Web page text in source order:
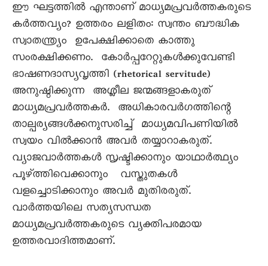
ഈ ഘട്ടത്തിൽ എന്താണ് മാധ്യമപ്രവർത്തകരുടെ
കർത്തവ്യം? ഉത്തരം ലളിതം: സ്വന്തം ബൗദ്ധിക
സ്വാതന്ത്ര്യം ഉപേക്ഷിക്കാതെ കാത്തു
സംരക്ഷിക്കണം. കോർപ്പറേറ്റുകൾക്കുവേണ്ടി
ഭാഷണദാസ്യവൃത്തി (rhetorical servitude)
അനുഷ്ഠിക്കുന്ന അശ്ലീല ജന്മങ്ങളാകരുത്
മാധ്യമപ്രവർത്തകർ. അധികാരവർഗത്തിന്റെ
താല്പര്യങ്ങൾക്കനുസരിച്ച് മാധ്യമവിപണിയിൽ
സ്വയം വിൽക്കാൻ അവർ തയ്യാറാകരുത്.
വ്യാജവാർത്തകൾ സൃഷ്ടിക്കാനും യാഥാർത്ഥ്യം
പൂഴ്ത്തിവെക്കാനും വസ്തുതകൾ
വളച്ചൊടിക്കാനും അവർ മുതിരരുത്.
വാർത്തയിലെ സത്യസന്ധത
മാധ്യമപ്രവർത്തകരുടെ വ്യക്തിപരമായ
ഉത്തരവാദിത്തമാണ്.